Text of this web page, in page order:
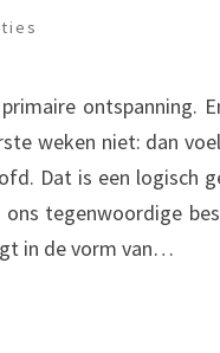
ontspanning.
weken niet: dan
Dat is een logisch
tegenwoordige
in de vorm van…